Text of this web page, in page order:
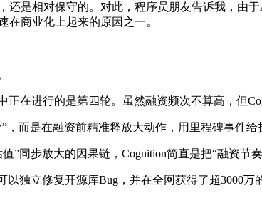
是相对保守的。对此，程序员朋友告诉我，由
在商业化上起来的原因之一。
在进行的是第四轮。虽然融资频次不算高，但
而是在融资前精准释放大动作，用里程碑事件给
同步放大的因果链，Cognition简直是把“融资节奏
以独立修复开源库Bug，并在全网获得了超3000